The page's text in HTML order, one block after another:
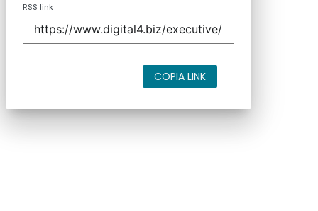
RSS link
COPIA LINK